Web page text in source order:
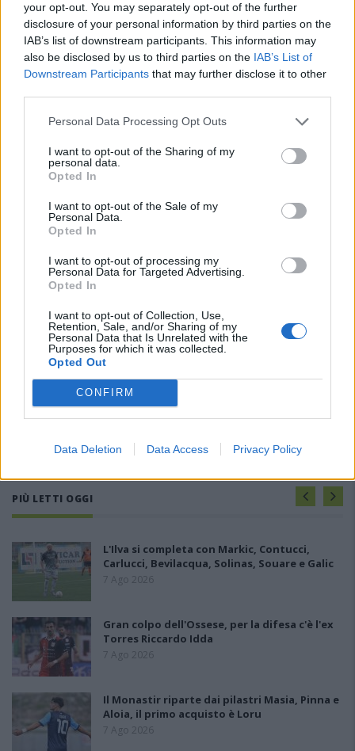
your opt-out. You may separately opt-out of the further
disclosure of your personal information by third parties on the
IAB’s list of downstream participants. This information may
also be disclosed by us to third parties on the IAB’s List of
Downstream Participants that may further disclose it to other
Personal Data Processing Opt Outs
I want to opt-out of the Sharing of my
personal data.
Opted In
I want to opt-out of the Sale of my
Personal Data.
Opted In
I want to opt-out of processing my
Personal Data for Targeted Advertising.
Opted In
I want to opt-out of Collection, Use,
Retention, Sale, and/or Sharing of my
Personal Data that Is Unrelated with the
Purposes for which it was collected.
Opted Out
CONFIRM
Data Deletion Data Access Privacy Policy
PIÙ LETTI OGGI
L'Ilva si completa con Markic, Contucci,
Carlucci, Bevilacqua, Solinas, Souare e Galic
7 Ago 2026
Gran colpo dell'Ossese, per la difesa c'è l'ex
Torres Riccardo Idda
7 Ago 2026
Il Monastir riparte dai pilastri Masia, Pinna e
Aloia, il primo acquisto è Loru
7 Ago 2026